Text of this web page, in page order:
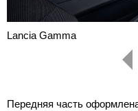
Lancia Gamma
Передняя часть